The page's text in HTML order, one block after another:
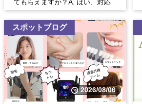
てもらえますか？A. はい、対応
しています。食いしばりや歯ぎし
りは、顎だけでなく...
スポットブログ
2026/08/06